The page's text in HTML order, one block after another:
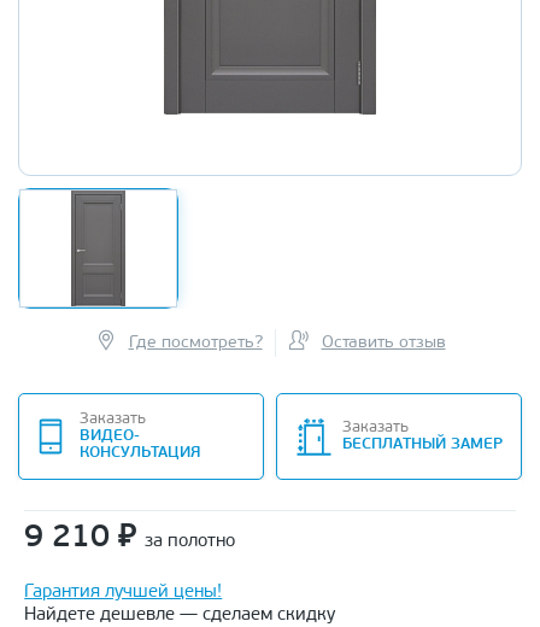
Где посмотреть? Оставить отзыв
Заказать
ВИДЕО-
КОНСУЛЬТАЦИЯ
Заказать
БЕСПЛАТНЫЙ ЗАМЕР
9 210 ₽ за полотно
Гарантия лучшей цены!
Найдете дешевле — сделаем скидку